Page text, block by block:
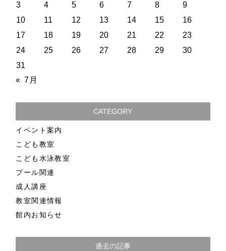
3
4 5 6 7 8
9
10
11 12 13 14 15
16
17
18 19 20 21 22
23
24
25 26 27 28 29
30
31
« 7月
CATEGORY
イベント案内
こども教室
こども水泳教室
プール関連
成人講座
教室関連情報
館内お知らせ
過去の記事